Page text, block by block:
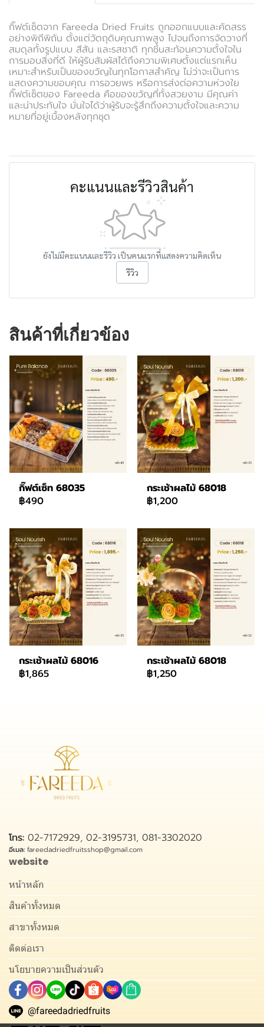
กิ๊ฟต์เซ็ตจาก Fareeda Dried Fruits ถูกออกแบบและคัดสรร
อย่างพิถีพิถัน ตั้งแต่วัตถุดิบคุณภาพสูง ไปจนถึงการจัดวางที่
สมดุลทั้งรูปแบบ สีสัน และรสชาติ ทุกชิ้นสะท้อนความตั้งใจใน
การมอบสิ่งที่ดี ให้ผู้รับสัมผัสได้ถึงความพิเศษตั้งแต่แรกเห็น
เหมาะสำหรับเป็นของขวัญในทุกโอกาสสำคัญ ไม่ว่าจะเป็นการ
แสดงความขอบคุณ การอวยพร หรือการส่งต่อความห่วงใย
กิ๊ฟต์เซ็ตของ Fareeda คือของขวัญที่ทั้งสวยงาม มีคุณค่า
และน่าประทับใจ มั่นใจได้ว่าผู้รับจะรู้สึกถึงความตั้งใจและความ
หมายที่อยู่เบื้องหลังทุกชุด
คะแนนและรีวิวสินค้า
ยังไม่มีคะแนนและรีวิว เป็นคนแรกที่แสดงความคิดเห็น
รีวิว
สินค้าที่เกี่ยวข้อง
กิ๊ฟต์เซ็ท 68035
฿490
กระเช้าผลไม้ 68018
฿1,200
กระเช้าผลไม้ 68016
฿1,865
กระเช้าผลไม้ 68018
฿1,250
โทร: 02-7172929, 02-3195731, 081-3302020
อีเมล: fareedadriedfruitsshop@gmail.com
website
หน้าหลัก
สินค้าทั้งหมด
สาขาทั้งหมด
ติดต่อเรา
นโยบายความเป็นส่วนตัว
@fareedadriedfruits